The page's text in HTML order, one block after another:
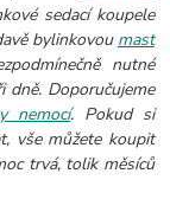
sedací koupele
bylinkovou mast
nutné
dně. Doporučujeme
nemocí. Pokud si
vše můžete koupit
trvá, tolik měsíců